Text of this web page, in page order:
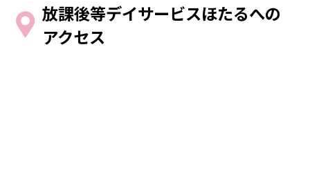
放課後等デイサービスほたるへの
アクセス